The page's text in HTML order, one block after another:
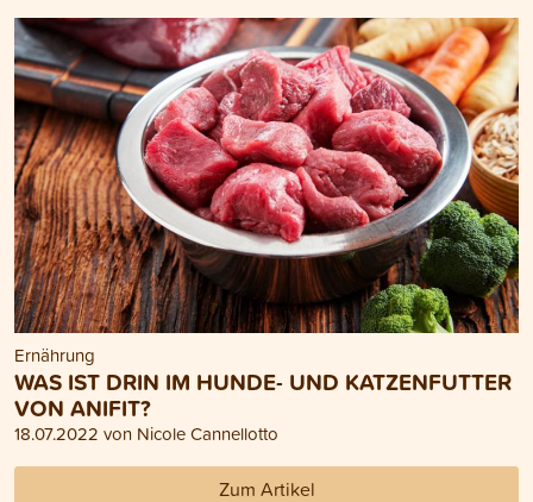
Ernährung
WAS IST DRIN IM HUNDE- UND KATZENFUTTER
VON ANIFIT?
18.07.2022 von Nicole Cannellotto
Zum Artikel